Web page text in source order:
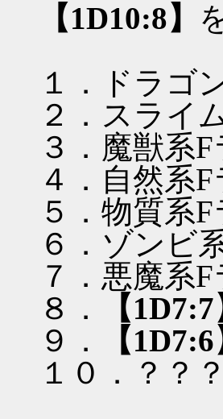
【1D10:8】
１．ドラゴ
２．スライ
３．魔獣系F
４．自然系F
５．物質系F
６．ゾンビ
７．悪魔系F
８．
【1D7:7
９．
【1D7:6
１０．？？